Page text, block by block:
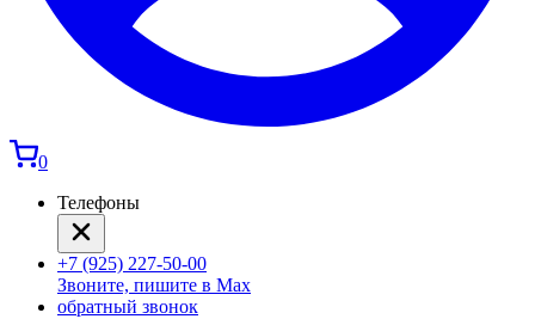
0
Телефоны
+7 (925) 227-50-00
Звоните, пишите в Max
обратный звонок